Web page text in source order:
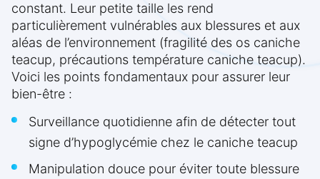
constant. Leur petite taille les rend
particulièrement vulnérables aux blessures et aux
aléas de l’environnement (fragilité des os caniche
teacup, précautions température caniche teacup).
Voici les points fondamentaux pour assurer leur
bien-être :
Surveillance quotidienne afin de détecter tout
signe d’hypoglycémie chez le caniche teacup
Manipulation douce pour éviter toute blessure